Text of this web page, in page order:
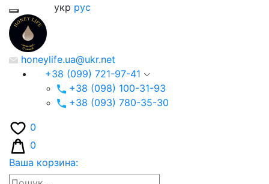
укр рус
honeylife.ua@ukr.net
+38 (099) 721-97-41
+38 (098) 100-31-93
+38 (093) 780-35-30
0
0
Ваша корзина: